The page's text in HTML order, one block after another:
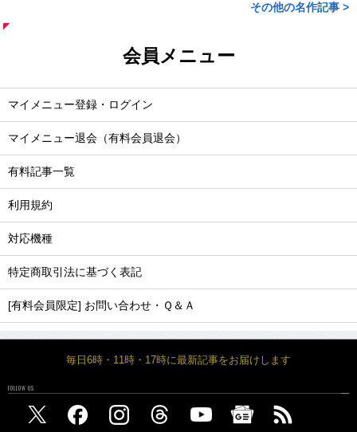
その他の名作記事 >
会員メニュー
マイメニュー登録・ログイン
マイメニュー退会（有料会員退会）
有料記事一覧
利用規約
対応機種
特定商取引法に基づく表記
[有料会員限定] お問い合わせ・Ｑ＆Ａ
毎日6時・11時・17時に最新記事をお届けします
FOLLOW US